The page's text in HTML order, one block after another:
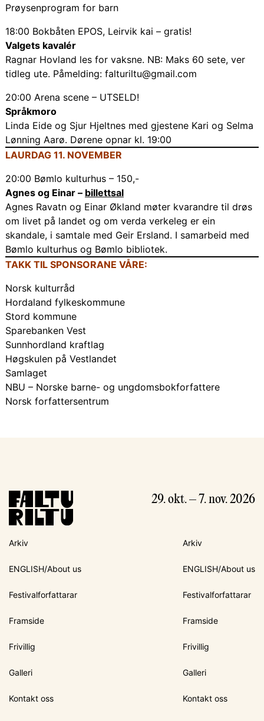
Prøysenprogram for barn
18:00 Bokbåten EPOS, Leirvik kai – gratis!
Valgets kavalér
Ragnar Hovland les for vaksne. NB: Maks 60 sete, ver
tidleg ute. Påmelding: falturiltu@gmail.com
20:00 Arena scene – UTSELD!
Språkmoro
Linda Eide og Sjur Hjeltnes med gjestene Kari og Selma
Lønning Aarø. Dørene opnar kl. 19:00
LAURDAG 11. NOVEMBER
20:00 Bømlo kulturhus – 150,-
Agnes og Einar – billettsal
Agnes Ravatn og Einar Økland møter kvarandre til drøs
om livet på landet og om verda verkeleg er ein
skandale, i samtale med Geir Ersland. I samarbeid med
Bømlo kulturhus og Bømlo bibliotek.
TAKK TIL SPONSORANE VÅRE:
Norsk kulturråd
Hordaland fylkeskommune
Stord kommune
Sparebanken Vest
Sunnhordland kraftlag
Høgskulen på Vestlandet
Samlaget
NBU – Norske barne- og ungdomsbokforfattere
Norsk forfattersentrum
29. okt. – 7. nov. 2026
Arkiv
ENGLISH/About us
Festivalforfattarar
Framside
Frivillig
Galleri
Kontakt oss
Arkiv
ENGLISH/About us
Festivalforfattarar
Framside
Frivillig
Galleri
Kontakt oss